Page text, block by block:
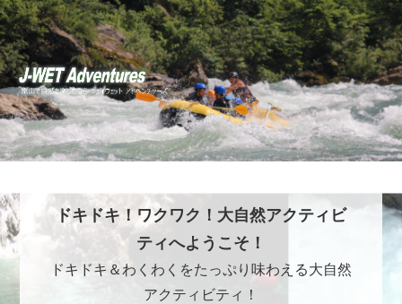
ドキドキ！ワクワク！大自然アクティビ
ティへようこそ！
ドキドキ＆わくわくをたっぷり味わえる大自然
アクティビティ！